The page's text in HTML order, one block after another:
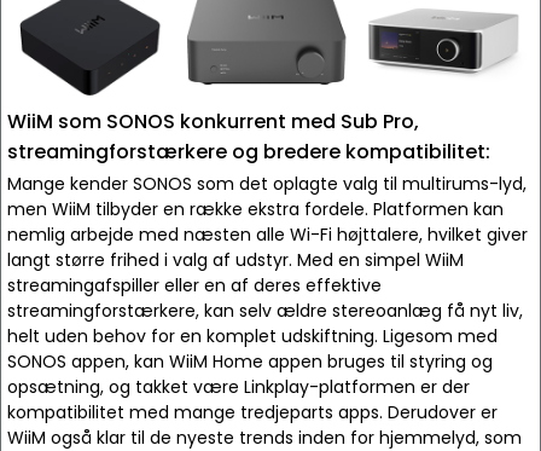
WiiM som SONOS konkurrent med Sub Pro,
streamingforstærkere og bredere kompatibilitet:
Mange kender SONOS som det oplagte valg til multirums-lyd,
men WiiM tilbyder en række ekstra fordele. Platformen kan
nemlig arbejde med næsten alle Wi-Fi højttalere, hvilket giver
langt større frihed i valg af udstyr. Med en simpel WiiM
streamingafspiller eller en af deres effektive
streamingforstærkere, kan selv ældre stereoanlæg få nyt liv,
helt uden behov for en komplet udskiftning. Ligesom med
SONOS appen, kan WiiM Home appen bruges til styring og
opsætning, og takket være Linkplay-platformen er der
kompatibilitet med mange tredjeparts apps. Derudover er
WiiM også klar til de nyeste trends inden for hjemmelyd, som